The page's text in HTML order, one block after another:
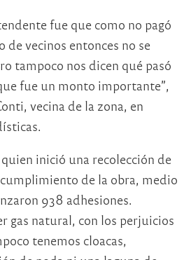
fue que como no pagó
vecinos entonces no se
tampoco nos dicen qué pasó
fue un monto importante”,
vecina de la zona, en
inició una recolección de
de la obra, medio
938 adhesiones.
gas natural, con los perjuicios
tenemos cloacas,